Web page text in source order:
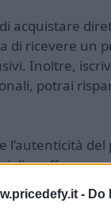
- Do
acquistare
di ricevere un
Inoltre,
potrai
affare
a un
e